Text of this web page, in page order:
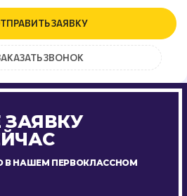
ЗАЯВКУ
ЗВОНОК
ЗАЯВКУ
В НАШЕМ ПЕРВОКЛАССНОМ